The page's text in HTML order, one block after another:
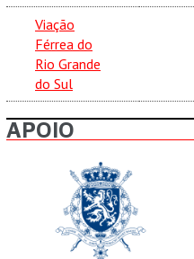
Viação
Férrea do
Rio Grande
do Sul
APOIO